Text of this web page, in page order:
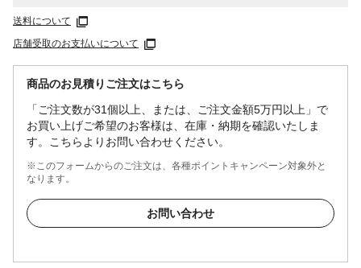
送料について
店舗受取のお支払いについて
商品のお見積りご注文はこちら
「ご注文数が31個以上、または、ご注文金額5万円以上」で
お買い上げご希望のお客様は、在庫・納期を確認いたしま
す。こちらよりお問い合わせください。
※このフォームからのご注文は、各種ポイントキャンペーン対象外と
なります。
お問い合わせ